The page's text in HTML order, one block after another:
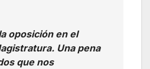
oposición en el
Una pena
que nos